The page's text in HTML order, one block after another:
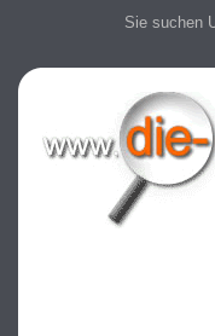
Sie suchen